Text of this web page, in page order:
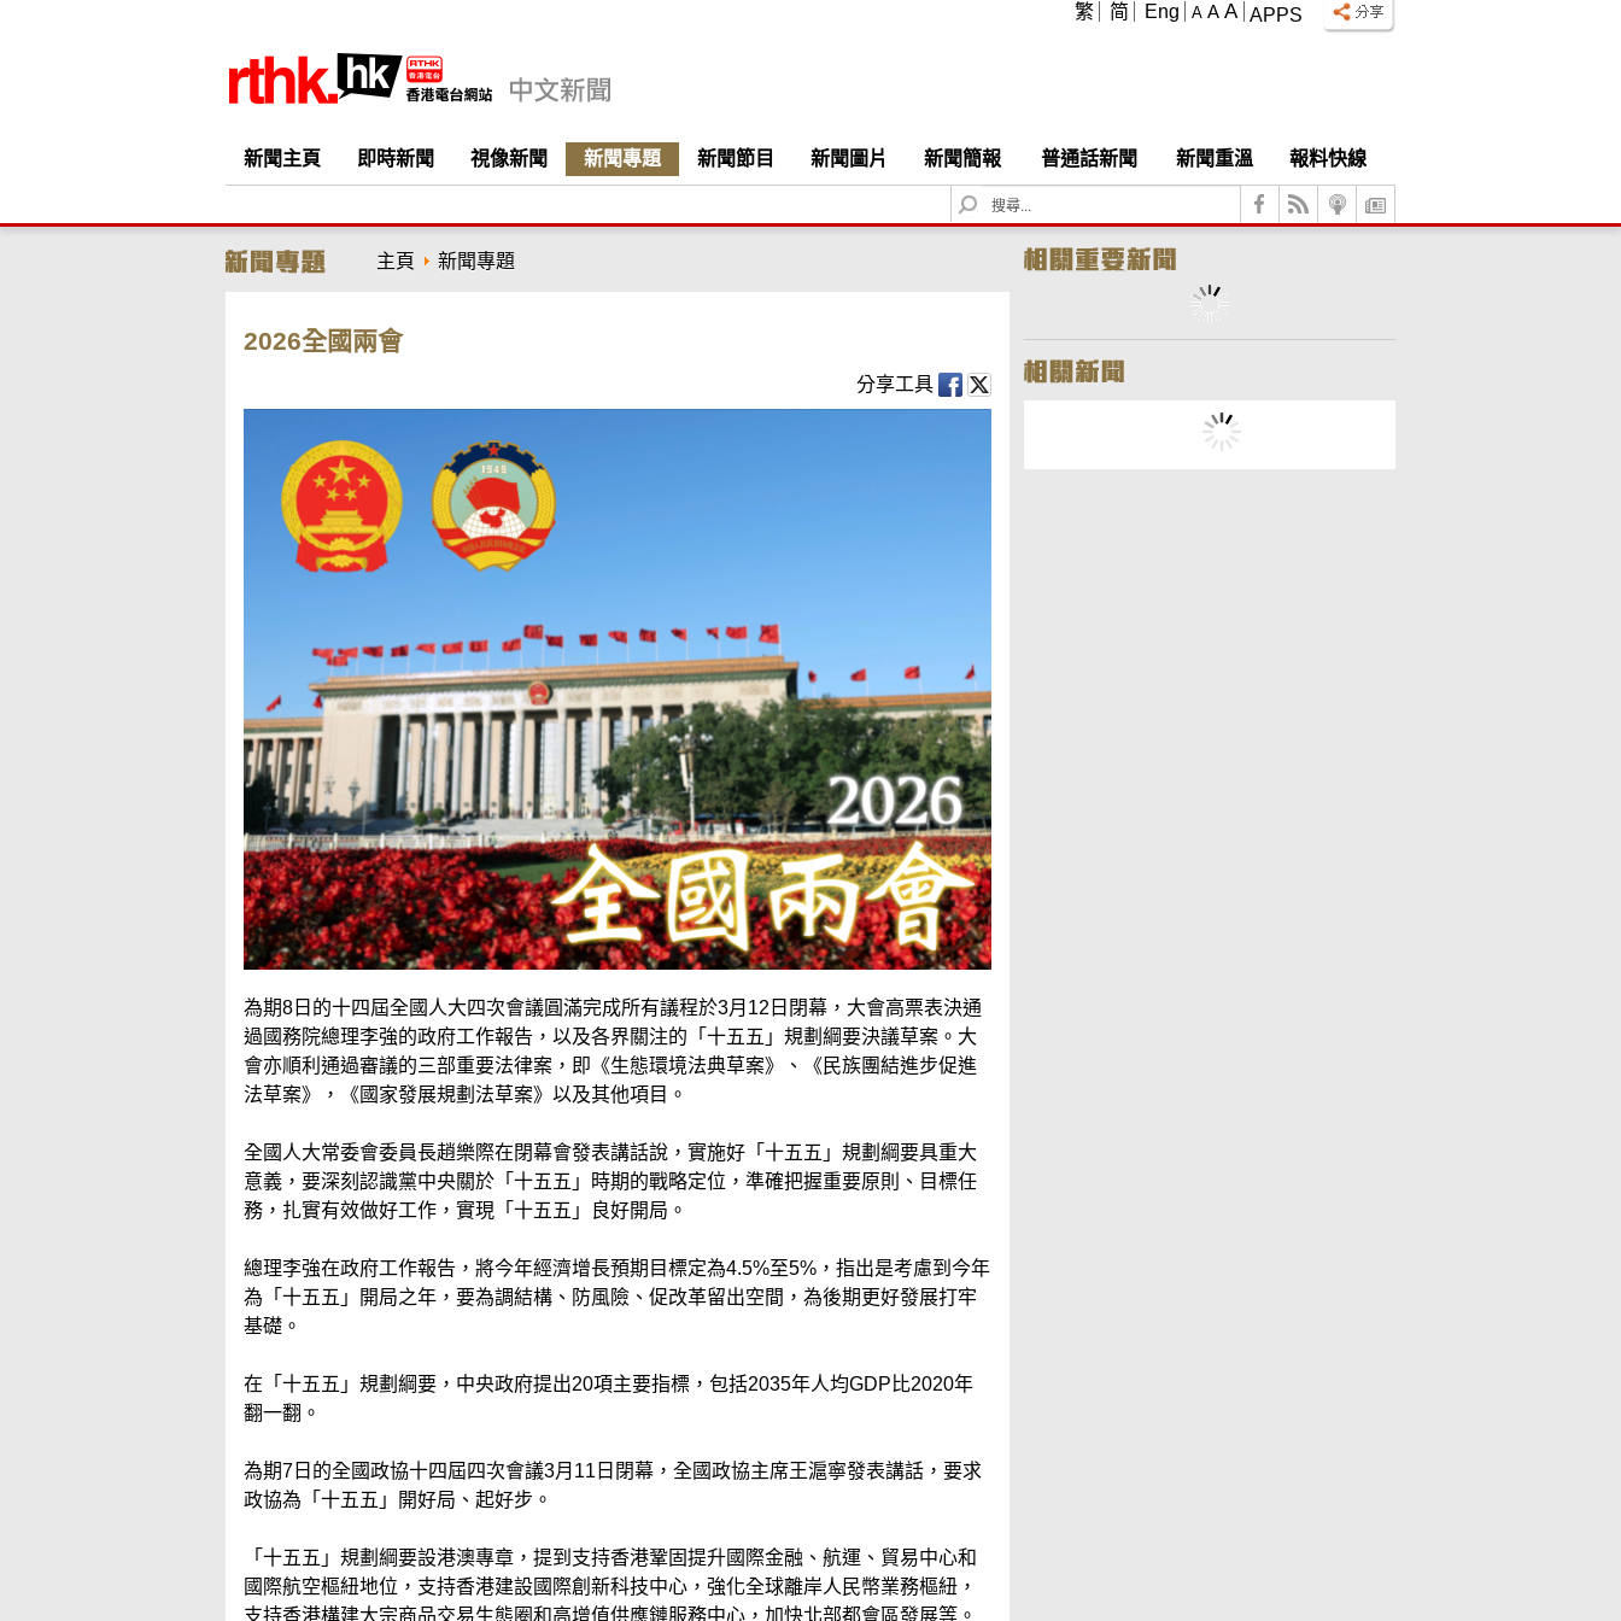
APPS
A A A
繁 简 Eng
新聞主頁 即時新聞 視像新聞 新聞專題 新聞節目 新聞圖片 新聞簡報 普通話新聞 新聞重溫
報料快線
S
e
主頁 新聞專題
2026全國兩會
分享工具
為期8日的十四屆全國人大四次會議圓滿完成所有議程於3月12日閉幕，大會高票表決通
過國務院總理李強的政府工作報告，以及各界關注的「十五五」規劃綱要決議草案。大
會亦順利通過審議的三部重要法律案，即《生態環境法典草案》、《民族團結進步促進
法草案》，《國家發展規劃法草案》以及其他項目。
全國人大常委會委員長趙樂際在閉幕會發表講話說，實施好「十五五」規劃綱要具重大
意義，要深刻認識黨中央關於「十五五」時期的戰略定位，準確把握重要原則、目標任
務，扎實有效做好工作，實現「十五五」良好開局。
總理李強在政府工作報告，將今年經濟增長預期目標定為4.5%至5%，指出是考慮到今年
為「十五五」開局之年，要為調結構、防風險、促改革留出空間，為後期更好發展打牢
基礎。
在「十五五」規劃綱要，中央政府提出20項主要指標，包括2035年人均GDP比2020年
翻一翻。
為期7日的全國政協十四屆四次會議3月11日閉幕，全國政協主席王滬寧發表講話，要求
政協為「十五五」開好局、起好步。
「十五五」規劃綱要設港澳專章，提到支持香港鞏固提升國際金融、航運、貿易中心和
國際航空樞紐地位，支持香港建設國際創新科技中心，強化全球離岸人民幣業務樞紐，
支持香港構建大宗商品交易生態圈和高增值供應鏈服務中心，加快北部都會區發展等。